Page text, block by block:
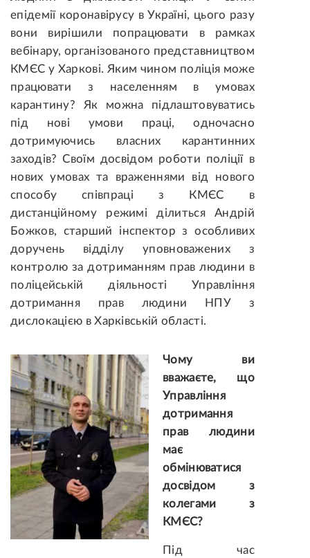
епідемії коронавірусу в Україні, цього разу
вони вирішили попрацювати в рамках
вебінару, організованого представництвом
КМЄС у Харкові. Яким чином поліція може
працювати з населенням в умовах
карантину? Як можна підлаштовуватись
під нові умови праці, одночасно
дотримуючись власних карантинних
заходів? Своїм досвідом роботи поліції в
нових умовах та враженнями від нового
способу співпраці з КМЄС в
дистанційному режимі ділиться Андрій
Божков, старший інспектор з особливих
доручень відділу уповноважених з
контролю за дотриманням прав людини в
поліцейській діяльності Управління
дотримання прав людини НПУ з
дислокацією в Харківській області.
Чому ви
вважаєте, що
Управління
дотримання
прав людини
має
обмінюватися
досвідом з
колегами з
КМЄС?
Під час